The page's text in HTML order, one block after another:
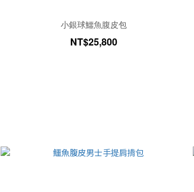
小銀球鱷魚腹皮包
NT$25,800